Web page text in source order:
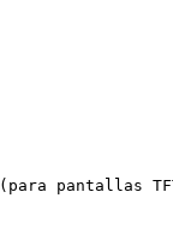
(para pantallas